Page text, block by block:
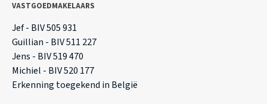
VASTGOEDMAKELAARS
Jef - BIV 505 931
Guillian - BIV 511 227
Jens - BIV 519 470
Michiel - BIV 520 177
Erkenning toegekend in België